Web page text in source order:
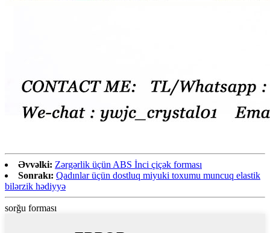
Əvvəlki: Zərgərlik üçün ABS İnci çiçək forması
Sonrakı: Qadınlar üçün dostluq miyuki toxumu muncuq elastik
bilərzik hədiyyə
sorğu forması